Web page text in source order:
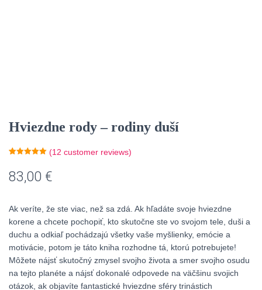
Hviezdne rody – rodiny duší
based on
customer
(12 customer reviews)
83,00 €
Ak veríte, že ste viac, než sa zdá. Ak hľadáte svoje hviezdne
korene a chcete pochopiť, kto skutočne ste vo svojom tele, duši a
duchu a odkiaľ pochádzajú všetky vaše myšlienky, emócie a
motivácie, potom je táto kniha rozhodne tá, ktorú potrebujete!
Môžete nájsť skutočný zmysel svojho života a smer svojho osudu
na tejto planéte a nájsť dokonalé odpovede na väčšinu svojich
otázok, ak objavíte fantastické hviezdne sféry trinástich